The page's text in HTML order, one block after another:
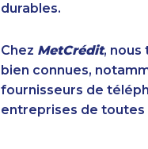
durables.
Chez MetCrédit, nous
bien connues,
fournisseurs de
entreprises de toutes